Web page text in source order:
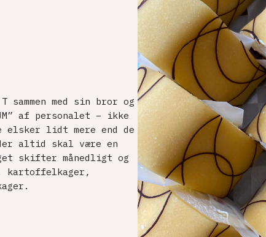
sammen med sin bror og
af personalet – ikke
elsker lidt mere end de
altid skal være en
skifter månedligt og
kartoffelkager,